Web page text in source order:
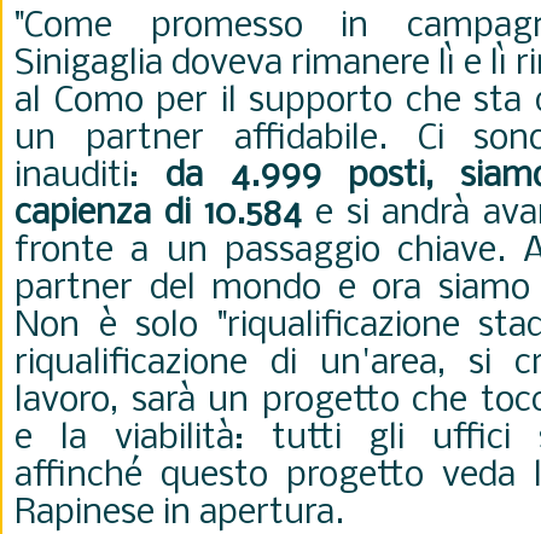
"Come promesso in
Sinigaglia doveva rimanere lì e lì
al Como per il supporto che sta
un partner affidabile. Ci
inauditi: da 4.999 posti,
capienza di 10.584 e si andrà
fronte a un passaggio chiave.
partner del mondo e ora
Non è solo "riqualificazione
riqualificazione di un'area, si
lavoro, sarà un progetto che
e la viabilità: tutti gli uffici
affinché questo progetto veda
Rapinese in apertura.